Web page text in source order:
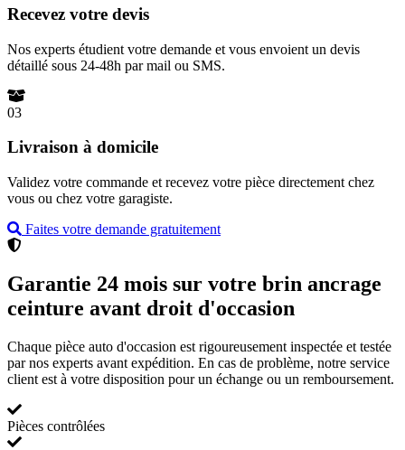
Recevez votre devis
Nos experts étudient votre demande et vous envoient un devis
détaillé sous 24-48h par mail ou SMS.
03
Livraison à domicile
Validez votre commande et recevez votre pièce directement chez
vous ou chez votre garagiste.
Faites votre demande gratuitement
Garantie 24 mois sur votre brin ancrage
ceinture avant droit d'occasion
Chaque pièce auto d'occasion est rigoureusement inspectée et testée
par nos experts avant expédition. En cas de problème, notre service
client est à votre disposition pour un échange ou un remboursement.
Pièces contrôlées